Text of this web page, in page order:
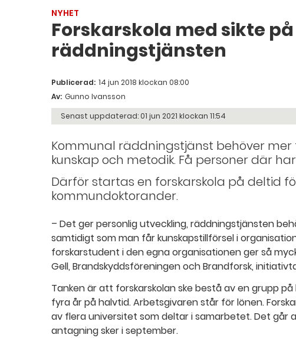
NYHET
Forskarskola med sikte på
räddningstjänsten
Publicerad: 14 jun 2018 klockan 08:00
Av: Gunno Ivansson
Senast uppdaterad: 01 jun 2021 klockan 11:54
Kommunal räddningstjänst behöver mer
kunskap och metodik. Få personer där
Därför startas en forskarskola på deltid
kommundoktorander.
– Det ger personlig utveckling, räddningstjänsten
samtidigt som man får kunskapstillförsel i
forskarstudent i den egna organisationen ger så
Gell, Brandskyddsföreningen och Brandforsk,
Tanken är att forskarskolan ske bestå av en grupp
fyra år på halvtid. Arbetsgivaren står för lönen.
av flera universitet som deltar i samarbetet. Det går
antagning sker i september.